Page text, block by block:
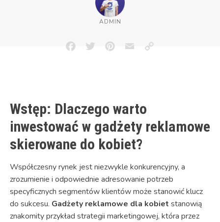
ADMIN
FacebookTwitterPinterestEmailCopy
Wstęp: Dlaczego warto
inwestować w gadżety reklamowe
skierowane do kobiet?
Współczesny rynek jest niezwykle konkurencyjny, a
zrozumienie i odpowiednie adresowanie potrzeb
specyficznych segmentów klientów może stanowić klucz
do sukcesu. Gadżety reklamowe dla kobiet stanowią
znakomity przykład strategii marketingowej, która przez